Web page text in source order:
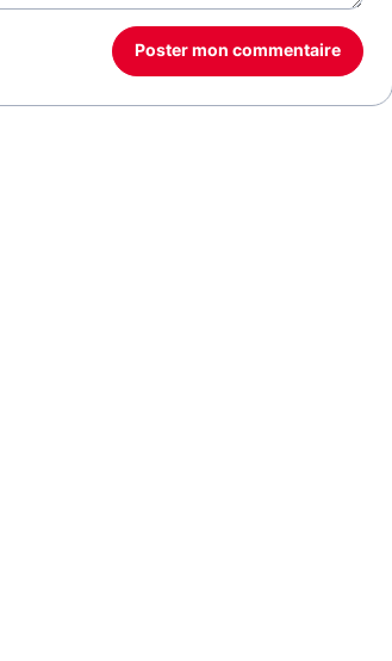
Poster mon commentaire